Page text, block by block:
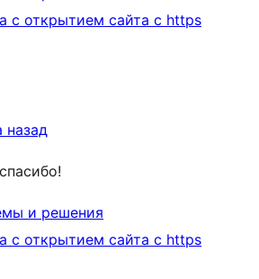
с открытием сайта с https
назад
и решения
с открытием сайта с https